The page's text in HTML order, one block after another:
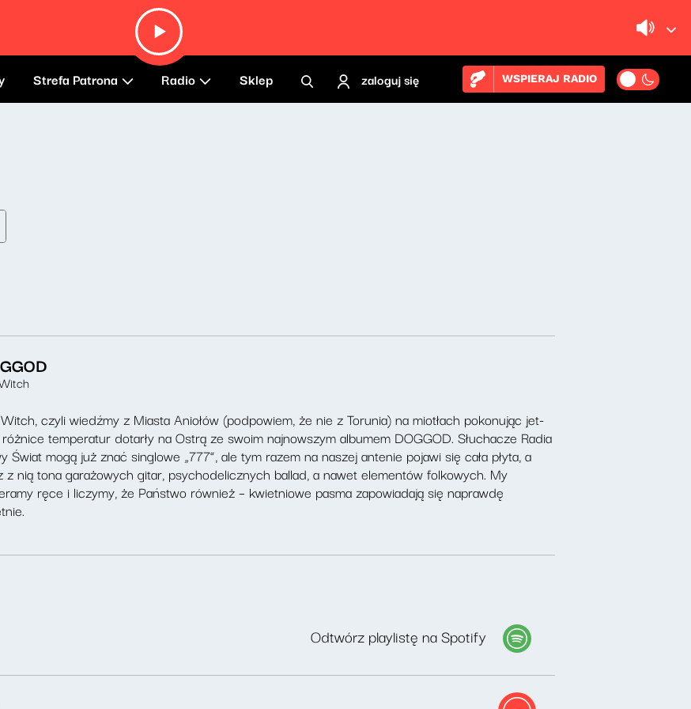
Strefa Patrona Radio Sklep zaloguj się WSPIERAJ RADIO
czyli wiedźmy z Miasta Aniołów (podpowiem, że nie z Torunia) na miotłach pokonując jet-
temperatur dotarły na Ostrą ze swoim najnowszym albumem DOGGOD. Słuchacze Radia
Świat mogą już znać singlowe „777”, ale tym razem na naszej antenie pojawi się cała płyta, a
z nią tona garażowych gitar, psychodelicznych ballad, a nawet elementów folkowych. My
ręce i liczymy, że Państwo również – kwietniowe pasma zapowiadają się naprawdę
Odtwórz playlistę na Spotify